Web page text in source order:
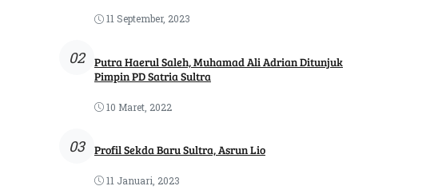
11 September, 2023
02
Putra Haerul Saleh, Muhamad Ali Adrian Ditunjuk
Pimpin PD Satria Sultra
10 Maret, 2022
03 Profil Sekda Baru Sultra, Asrun Lio
11 Januari, 2023